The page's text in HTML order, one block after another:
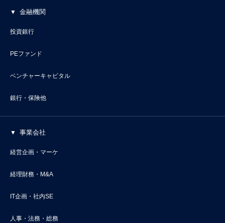
金融機関
投資銀行
PEファンド
ベンチャーキャピタル
銀行・保険他
事業会社
経営企画・マーケ
経理財務・M&A
IT企画・社内SE
人事・法務・総務